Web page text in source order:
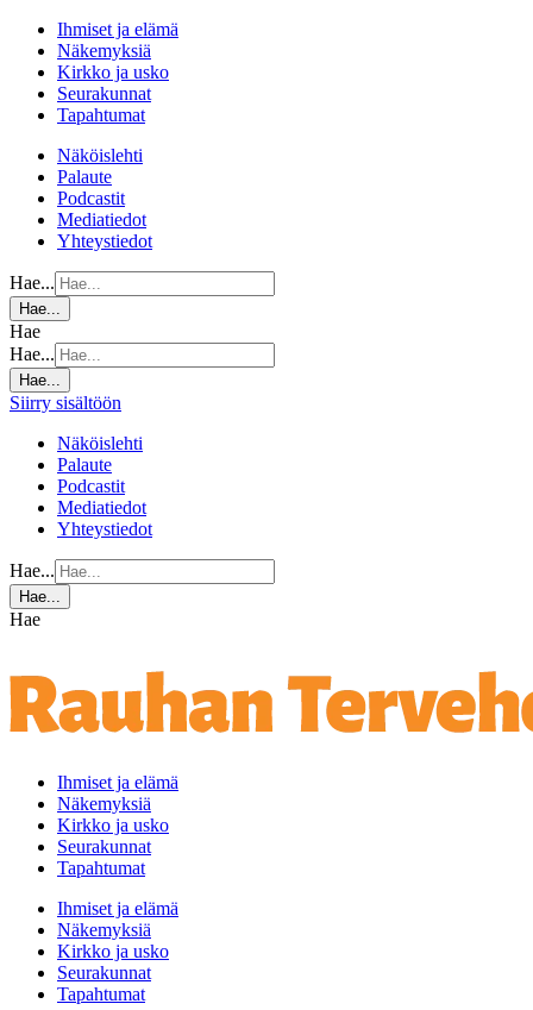
Ihmiset ja elämä
Näkemyksiä
Kirkko ja usko
Seurakunnat
Tapahtumat
Näköislehti
Palaute
Podcastit
Mediatiedot
Yhteystiedot
Hae...
Hae...
Hae
Hae...
Hae...
Siirry sisältöön
Näköislehti
Palaute
Podcastit
Mediatiedot
Yhteystiedot
Hae...
Hae...
Hae
Ihmiset ja elämä
Näkemyksiä
Kirkko ja usko
Seurakunnat
Tapahtumat
Ihmiset ja elämä
Näkemyksiä
Kirkko ja usko
Seurakunnat
Tapahtumat